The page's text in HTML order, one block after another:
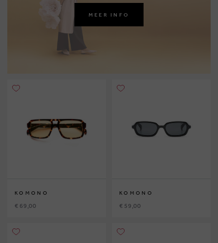
MEER INFO
KOMONO
€ 69,00
KOMONO
€ 59,00